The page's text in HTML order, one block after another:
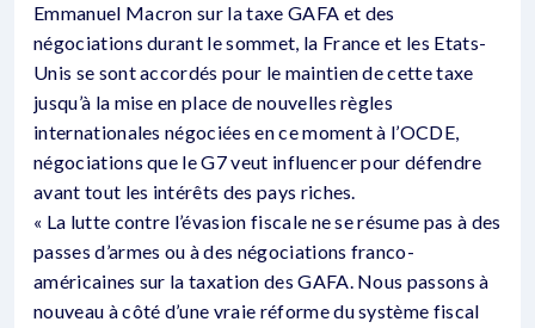
Emmanuel Macron sur la taxe GAFA et des
négociations durant le sommet, la France et les Etats-
Unis se sont accordés pour le maintien de cette taxe
jusqu’à la mise en place de nouvelles règles
internationales négociées en ce moment à l’OCDE,
négociations que le G7 veut influencer pour défendre
avant tout les intérêts des pays riches.
« La lutte contre l’évasion fiscale ne se résume pas à des
passes d’armes ou à des négociations franco-
américaines sur la taxation des GAFA. Nous passons à
nouveau à côté d’une vraie réforme du système fiscal